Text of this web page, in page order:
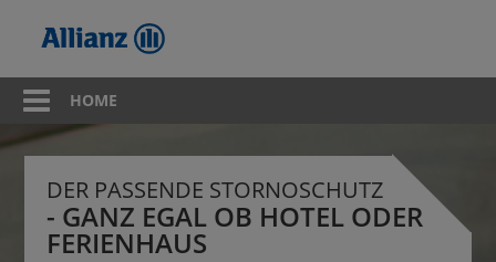
HOME
DER PASSENDE STORNOSCHUTZ
- GANZ EGAL OB HOTEL ODER
FERIENHAUS